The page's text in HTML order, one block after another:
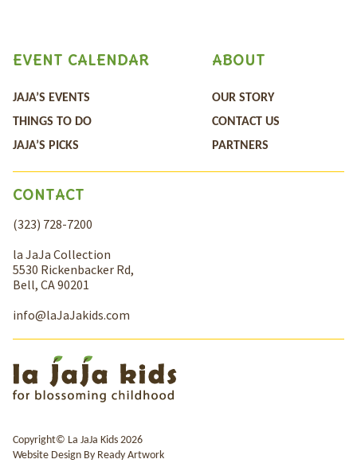
ABOUT
OUR STORY
CONTACT US
PARTNERS
EVENT CALENDAR
JAJA’S EVENTS
THINGS TO DO
JAJA’S PICKS
CONTACT
(323) 728-7200
la JaJa Collection
5530 Rickenbacker Rd,
Bell, CA 90201
info@laJaJakids.com
Copyright© La JaJa Kids 2026
Website Design By Ready Artwork